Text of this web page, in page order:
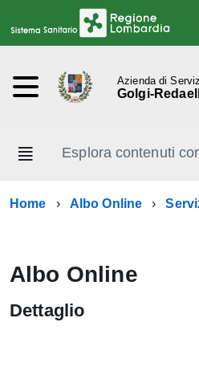
Azienda di
Golgi-
Esplora contenuti
Home Albo Online
Albo Online
Dettaglio